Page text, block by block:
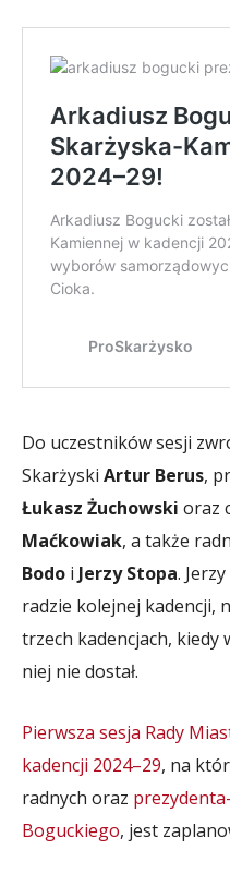
Do uczestników sesji
Skarżyski Artur Berus,
Łukasz Żuchowski oraz
Maćkowiak, a także
Bodo i Jerzy Stopa.
radzie kolejnej kadencji,
trzech kadencjach, kiedy
niej nie dostał.
Pierwsza sesja Rady
kadencji 2024–29, na
radnych oraz
Boguckiego, jest